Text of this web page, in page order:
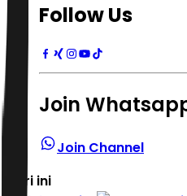
Follow Us
Join
Join Channel
Hari ini